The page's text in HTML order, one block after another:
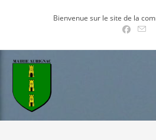
Bienvenue sur le site de la